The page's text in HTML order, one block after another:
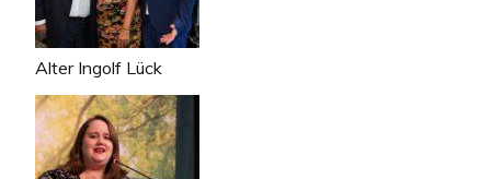
Alter Ingolf Lück